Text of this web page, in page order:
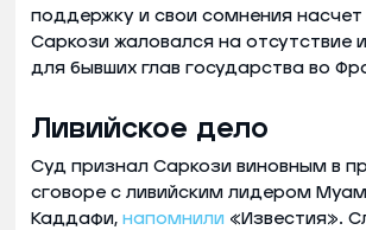
поддержку и свои сомнения насчет
Саркози жаловался на отсутствие
для бывших глав государства во
Ливийское дело
Суд признал Саркози виновным в
сговоре с ливийским лидером
Каддафи, напомнили «Известия».